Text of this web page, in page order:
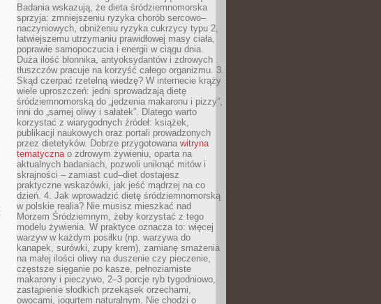
Badania wskazują, że dieta śródziemnomorska
sprzyja: zmniejszeniu ryzyka chorób sercowo–
naczyniowych, obniżeniu ryzyka cukrzycy typu 2,
łatwiejszemu utrzymaniu prawidłowej masy ciała,
poprawie samopoczucia i energii w ciągu dnia.
Duża ilość błonnika, antyoksydantów i zdrowych
tłuszczów pracuje na korzyść całego organizmu. 3.
Skąd czerpać rzetelną wiedzę? W internecie krąży
wiele uproszczeń: jedni sprowadzają dietę
śródziemnomorską do „jedzenia makaronu i pizzy”,
inni do „samej oliwy i sałatek”. Dlatego warto
korzystać z wiarygodnych źródeł: książek,
publikacji naukowych oraz portali prowadzonych
przez dietetyków. Dobrze przygotowana witryna
tematycznao zdrowym żywieniu, oparta na
aktualnych badaniach, pozwoli uniknąć mitów i
skrajności – zamiast cud–diet dostajesz
praktyczne wskazówki, jak jeść mądrzej na co
dzień. 4. Jak wprowadzić dietę śródziemnomorską
w polskie realia? Nie musisz mieszkać nad
Morzem Śródziemnym, żeby korzystać z tego
modelu żywienia. W praktyce oznacza to: więcej
warzyw w każdym posiłku (np. warzywa do
kanapek, surówki, zupy krem), zamianę smażenia
na małej ilości oliwy na duszenie czy pieczenie,
częstsze sięganie po kasze, pełnoziarniste
makarony i pieczywo, 2–3 porcje ryb tygodniowo,
zastąpienie słodkich przekąsek orzechami,
owocami, jogurtem naturalnym. Nie chodzi o